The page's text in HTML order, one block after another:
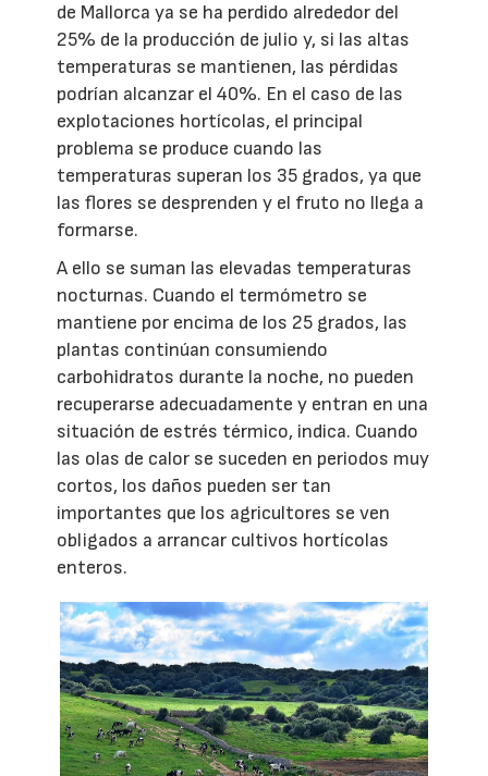
de Mallorca ya se ha perdido alrededor del
25% de la producción de julio y, si las altas
temperaturas se mantienen, las pérdidas
podrían alcanzar el 40%. En el caso de las
explotaciones hortícolas, el principal
problema se produce cuando las
temperaturas superan los 35 grados, ya que
las flores se desprenden y el fruto no llega a
formarse.
A ello se suman las elevadas temperaturas
nocturnas. Cuando el termómetro se
mantiene por encima de los 25 grados, las
plantas continúan consumiendo
carbohidratos durante la noche, no pueden
recuperarse adecuadamente y entran en una
situación de estrés térmico, indica. Cuando
las olas de calor se suceden en periodos muy
cortos, los daños pueden ser tan
importantes que los agricultores se ven
obligados a arrancar cultivos hortícolas
enteros.